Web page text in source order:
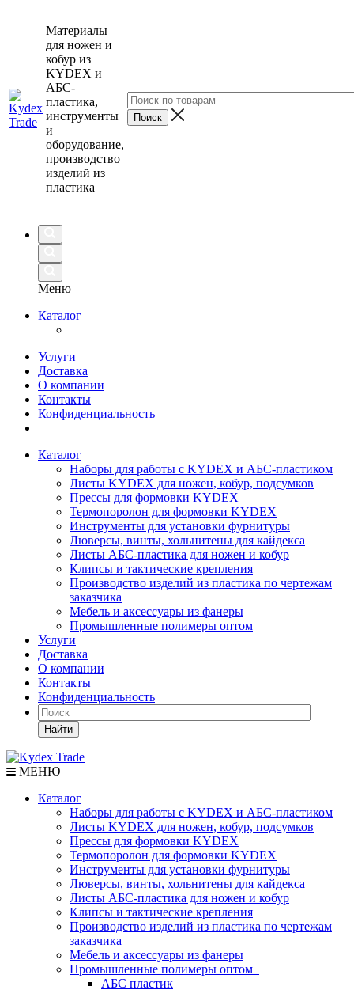
Материалы
для ножен и
кобур из
KYDEX и
АБС-
пластика,
инструменты
и
оборудование,
производство
изделий из
пластика
Меню
Каталог
Услуги
Доставка
О компании
Контакты
Конфиденциальность
Каталог
Наборы для работы с KYDEX и АБС-пластиком
Листы KYDEX для ножен, кобур, подсумков
Прессы для формовки KYDEX
Термопоролон для формовки KYDEX
Инструменты для установки фурнитуры
Люверсы, винты, хольнитены для кайдекса
Листы АБС-пластика для ножен и кобур
Клипсы и тактические крепления
Производство изделий из пластика по чертежам
заказчика
Мебель и аксессуары из фанеры
Промышленные полимеры оптом
Услуги
Доставка
О компании
Контакты
Конфиденциальность
Найти
МЕНЮ
Каталог
Наборы для работы с KYDEX и АБС-пластиком
Листы KYDEX для ножен, кобур, подсумков
Прессы для формовки KYDEX
Термопоролон для формовки KYDEX
Инструменты для установки фурнитуры
Люверсы, винты, хольнитены для кайдекса
Листы АБС-пластика для ножен и кобур
Клипсы и тактические крепления
Производство изделий из пластика по чертежам
заказчика
Мебель и аксессуары из фанеры
Промышленные полимеры оптом
АБС пластик